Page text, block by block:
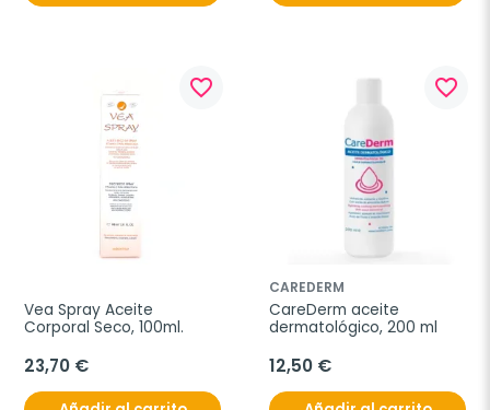
favorite_border
Vea Spray Aceite
Corporal Seco, 100ml.
23,70 €
favorite_border
CAREDERM
CareDerm aceite
dermatológico, 200 ml
12,50 €